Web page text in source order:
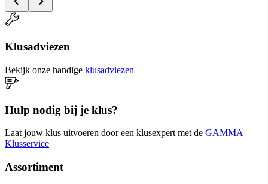
Klusadviezen
Bekijk onze handige klusadviezen
Hulp nodig bij je klus?
Laat jouw klus uitvoeren door een klusexpert met de GAMMA
Klusservice
Assortiment